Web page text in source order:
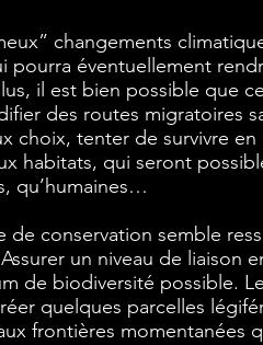
changements
pourra éventuellement
il est bien possible que
des routes migratoires
choix, tenter de survivre
habitats, qui seront
qu’humaines…
de conservation semble
un niveau de liaison
de biodiversité possible.
quelques parcelles
frontières momentanées